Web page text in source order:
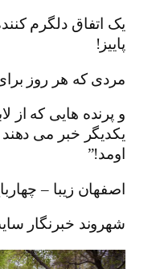
یک اتفاق دلگرم
پاییز!
مردی که هر روز
و پرنده هایی که از
یکدیگر خبر می دهند
اومد!”
اصفهان زیبا –
شهروند خبرنگار
نمایشگر